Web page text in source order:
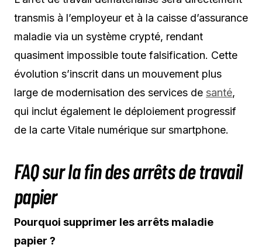
transmis à l’employeur et à la caisse d’assurance
maladie via un système crypté, rendant
quasiment impossible toute falsification. Cette
évolution s’inscrit dans un mouvement plus
large de modernisation des services de santé,
qui inclut également le déploiement progressif
de la carte Vitale numérique sur smartphone.
FAQ sur la fin des arrêts de travail
papier
Pourquoi supprimer les arrêts maladie
papier ?